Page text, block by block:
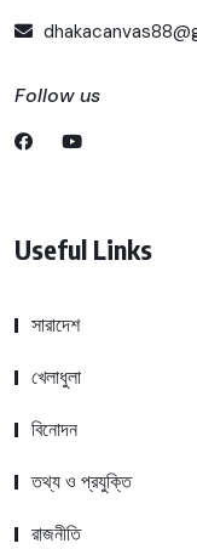
Follow us
Useful Links
সারাদেশ
খেলাধুলা
বিনোদন
তথ্য ও প্রযুক্তি
রাজনীতি